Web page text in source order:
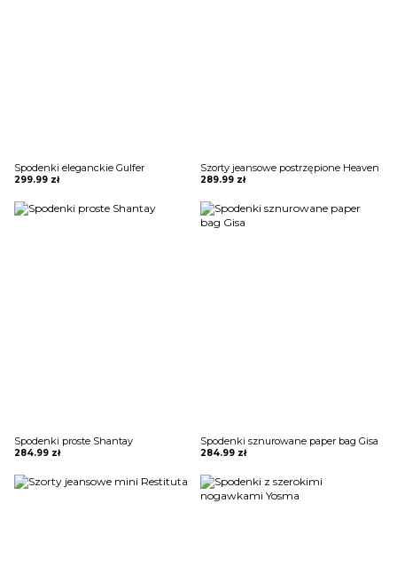
Spodenki eleganckie Gulfer
299.99 zł
Szorty jeansowe postrzępione Heaven
289.99 zł
Spodenki proste Shantay
284.99 zł
Spodenki sznurowane paper bag Gisa
284.99 zł